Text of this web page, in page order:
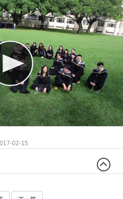
02-15